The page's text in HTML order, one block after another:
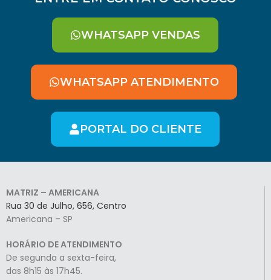
WHATSAPP VENDAS
WHATSAPP ATENDIMENTO
PORTAL DO CLIENTE
MATRIZ – AMERICANA
Rua 30 de Julho, 656, Centro
Americana – SP
HORÁRIO DE ATENDIMENTO
De segunda a sexta-feira,
das 8h15 às 17h45.